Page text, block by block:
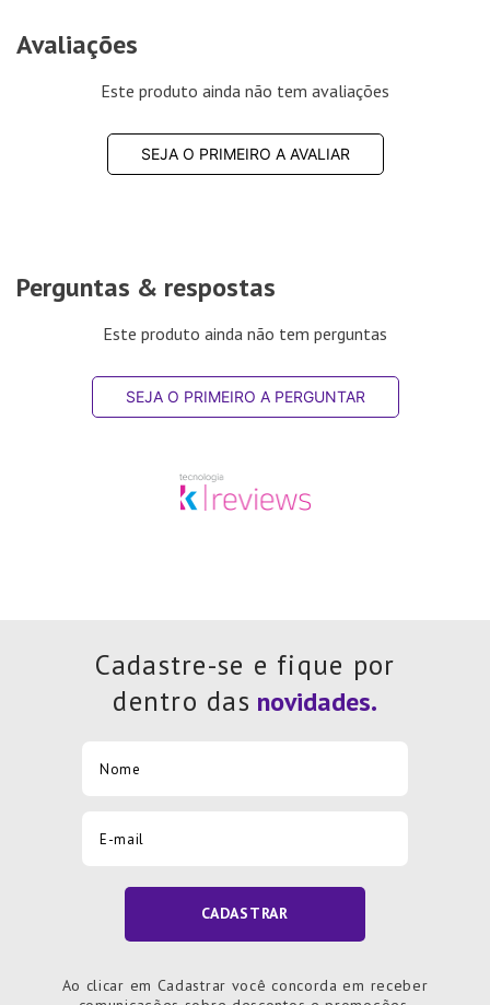
Avaliações
Este produto ainda não tem avaliações
SEJA O PRIMEIRO A AVALIAR
Perguntas & respostas
Este produto ainda não tem perguntas
SEJA O PRIMEIRO A PERGUNTAR
Cadastre-se e fique por
dentro das
CADASTRAR
Ao clicar em Cadastrar você concorda em receber